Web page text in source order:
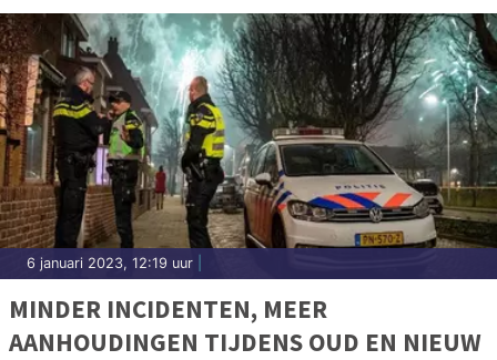
6 januari 2023, 12:19 uur
MINDER INCIDENTEN, MEER
AANHOUDINGEN TIJDENS OUD EN NIEUW